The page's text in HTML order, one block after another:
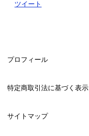
ツイート
プロフィール
特定商取引法に基づく表示
サイトマップ